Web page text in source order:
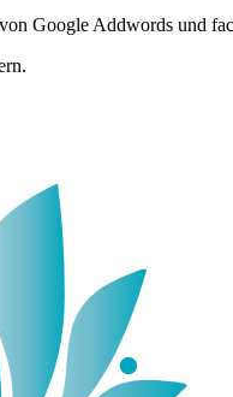
Google Addwords und